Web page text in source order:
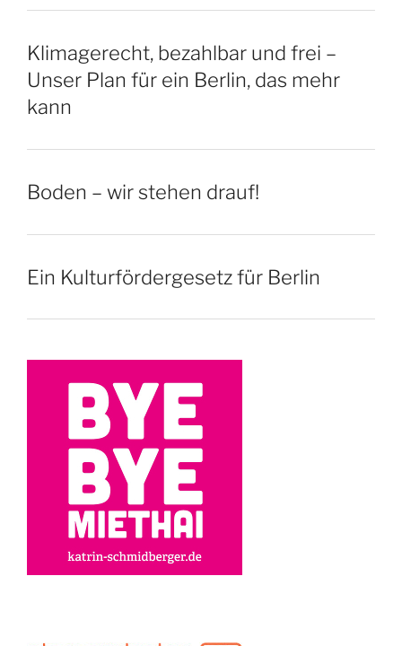
Klimagerecht, bezahlbar und frei –
Unser Plan für ein Berlin, das mehr
kann
Boden – wir stehen drauf!
Ein Kulturfördergesetz für Berlin